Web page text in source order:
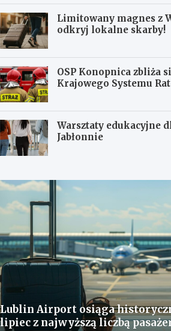
Limitowany magnes z
odkryj lokalne skarby!
OSP Konopnica zbliża
Krajowego Systemu
Warsztaty edukacyjne
Jabłonnie
Lublin Airport osiąga
lipiec z najwyższą liczbą